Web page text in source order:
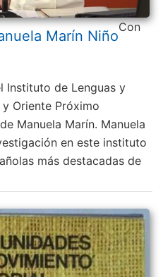
Marín Niño
Con
Instituto de Lenguas y
Oriente Próximo
Manuela Marín. Manuela
en este instituto
más destacadas de